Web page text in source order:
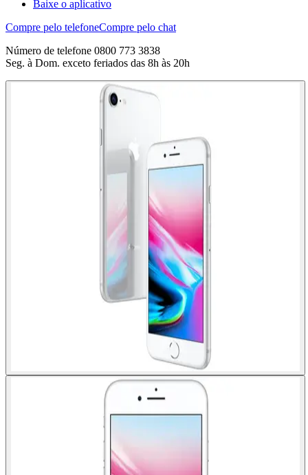
Baixe o aplicativo
Compre pelo telefoneCompre pelo chat
Número de telefone 0800 773 3838
Seg. à Dom. exceto feriados das 8h às 20h